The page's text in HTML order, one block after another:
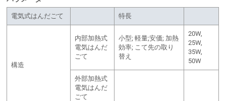
電気式はんだごて 特長
構造
内部加熱式
電気はんだ
ごて
小型; 軽量;安価; 加熱
効率; こて先の取り
替え
20W,
25W,
35W,
50W
外部加熱式
電気はんだ
ごて